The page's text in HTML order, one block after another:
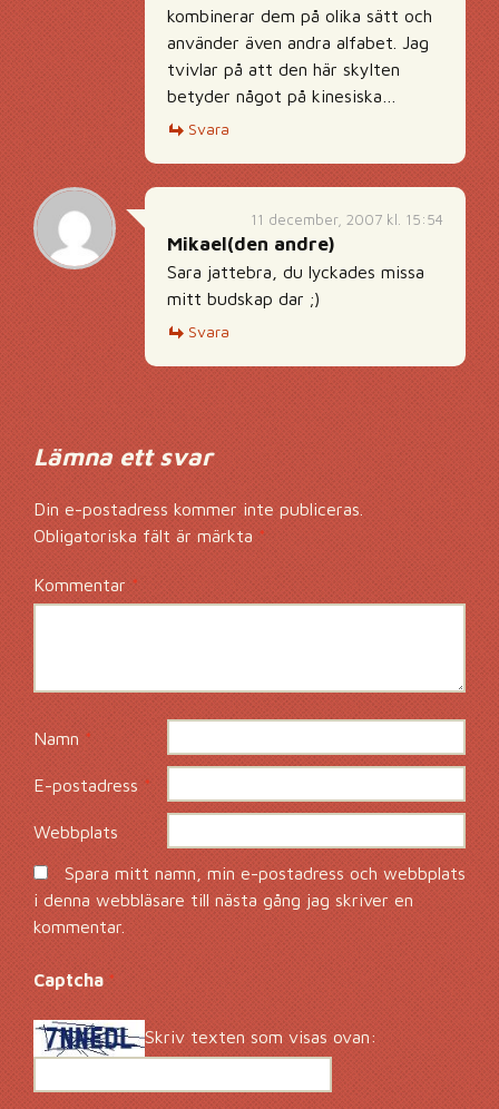
kombinerar dem på olika sätt och
använder även andra alfabet. Jag
tvivlar på att den här skylten
betyder något på kinesiska…
Svara
11 december, 2007 kl. 15:54
Mikael(den andre)
Sara jattebra, du lyckades missa
mitt budskap dar ;)
Svara
Lämna ett svar
Din e-postadress kommer inte publiceras.
Obligatoriska fält är märkta*
Kommentar*
Namn *
E-postadress*
Webbplats
Spara mitt namn, min e-postadress och webbplats
i denna webbläsare till nästa gång jag skriver en
kommentar.
Captcha*
Skriv texten som visas ovan: